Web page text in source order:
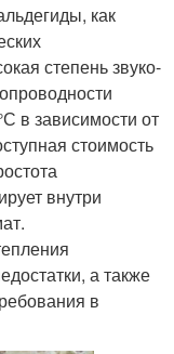
как
степень звуко-
в зависимости от
стоимость
внутри
а также
в